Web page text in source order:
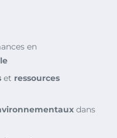
en
et ressources
dans